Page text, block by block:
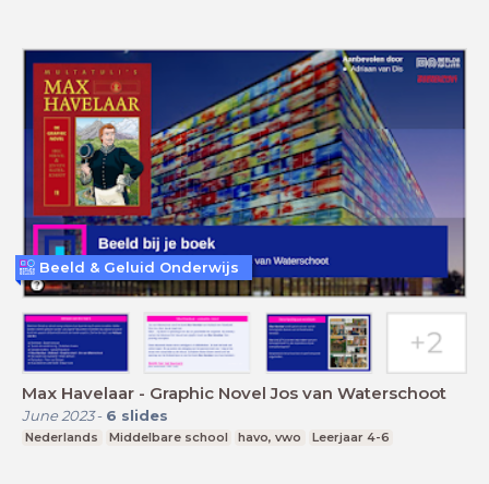
Max Havelaar - Graphic Novel Jos van Waterschoot
June 2023- 6 slides
Nederlands Middelbare school havo, vwo Leerjaar 4-6
Beeld & Geluid Onderwijs